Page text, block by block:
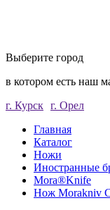
Выберите город
в котором есть наш
г. Курск г. Орел
Главная
Каталог
Ножи
Иностранные
Mora®Knife
Нож Morakniv